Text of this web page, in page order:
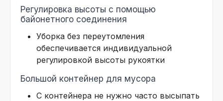
Регулировка высоты с помощью
байонетного соединения
Уборка без переутомления
обеспечивается индивидуальной
регулировкой высоты рукоятки
Большой контейнер для мусора
С контейнера не нужно часто высыпать